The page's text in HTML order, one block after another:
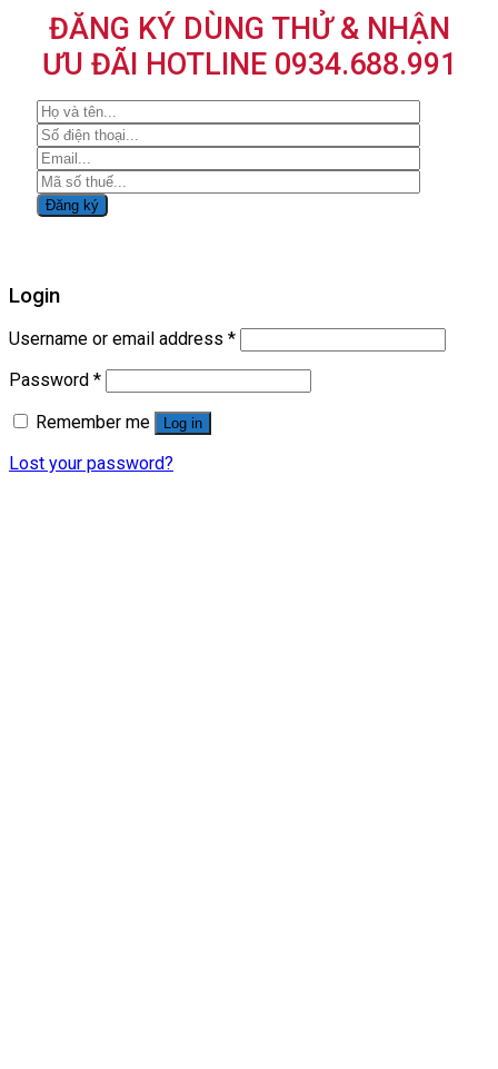
ĐĂNG KÝ DÙNG THỬ & NHẬN
ƯU ĐÃI HOTLINE 0934.688.991
Login
Username or email address *
Password *
Remember me
Log in
Lost your password?